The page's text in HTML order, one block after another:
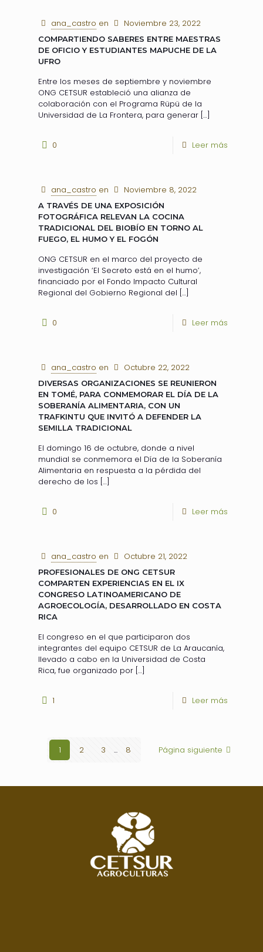
ana_castro en Noviembre 23, 2022
COMPARTIENDO SABERES ENTRE MAESTRAS
DE OFICIO Y ESTUDIANTES MAPUCHE DE LA
UFRO
Entre los meses de septiembre y noviembre
ONG CETSUR estableció una alianza de
colaboración con el Programa Rüpü de la
Universidad de La Frontera, para generar […]
0 Leer más
ana_castro en Noviembre 8, 2022
A TRAVÉS DE UNA EXPOSICIÓN
FOTOGRÁFICA RELEVAN LA COCINA
TRADICIONAL DEL BIOBÍO EN TORNO AL
FUEGO, EL HUMO Y EL FOGÓN
ONG CETSUR en el marco del proyecto de
investigación ‘El Secreto está en el humo’,
financiado por el Fondo Impacto Cultural
Regional del Gobierno Regional del […]
0 Leer más
ana_castro en Octubre 22, 2022
DIVERSAS ORGANIZACIONES SE REUNIERON
EN TOMÉ, PARA CONMEMORAR EL DÍA DE LA
SOBERANÍA ALIMENTARIA, CON UN
TRAFKINTU QUE INVITÓ A DEFENDER LA
SEMILLA TRADICIONAL
El domingo 16 de octubre, donde a nivel
mundial se conmemora el Día de la Soberanía
Alimentaria en respuesta a la pérdida del
derecho de los […]
0 Leer más
ana_castro en Octubre 21, 2022
PROFESIONALES DE ONG CETSUR
COMPARTEN EXPERIENCIAS EN EL IX
CONGRESO LATINOAMERICANO DE
AGROECOLOGÍA, DESARROLLADO EN COSTA
RICA
El congreso en el que participaron dos
integrantes del equipo CETSUR de La Araucanía,
llevado a cabo en la Universidad de Costa
Rica, fue organizado por […]
1 Leer más
1 2 3 ... 8 Página siguiente